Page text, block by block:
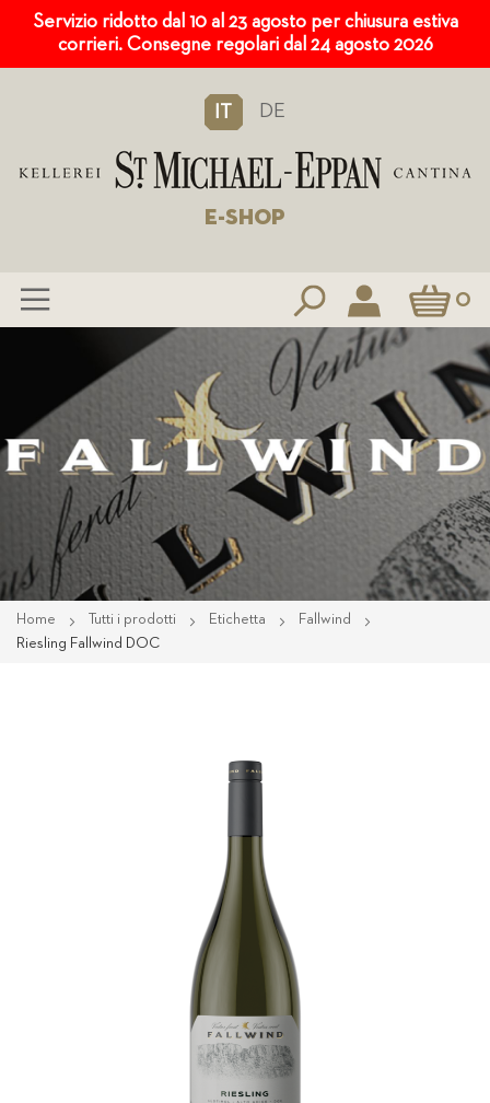
Servizio ridotto dal 10 al 23 agosto per chiusura estiva
corrieri. Consegne regolari dal 24 agosto 2026
IT DE
E-SHOP
Carrello0
Home Tutti i prodotti Etichetta
Fallwind
Riesling Fallwind DOC